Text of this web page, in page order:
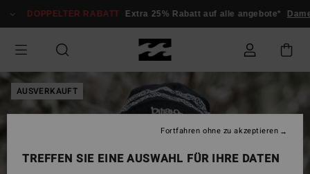
zur
springen
DOPPELTER RABATT Extra 25% Rabatt auf alle angebote*
AUSVERKAUFT
TREFFEN SIE EINE AUSWAHL FÜR IHRE DATEN
Fortfahren ohne zu akzeptieren